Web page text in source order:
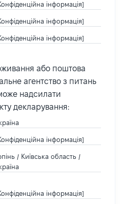
інформація]
інформація]
інформація]
або поштова
агентство з питань
надсилати
декларування:
інформація]
/ Київська область /
інформація]